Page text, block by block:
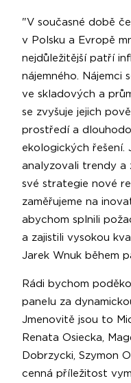
"V současné době
v Polsku a Evropě
nejdůležitější patří
nájemného. Nájemci
ve skladových a
se zvyšuje jejich
prostředí a
ekologických řešení.
analyzovali trendy a
své strategie nové
zaměřujeme na
abychom splnili
a zajistili vysokou
Jarek Wnuk během
Rádi bychom
panelu za
Jmenovitě jsou to
Renata Osiecka,
Dobrzycki, Szymon
cenná příležitost